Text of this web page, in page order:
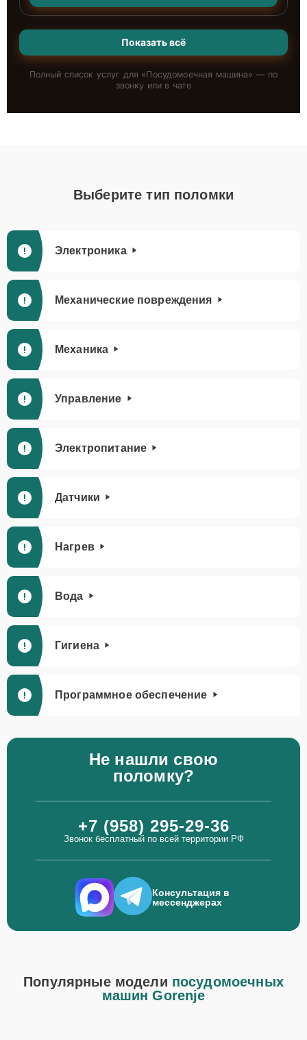
Показать всё
Полный список услуг для «Посудомоечная машина» — по
звонку или в чате
Выберите тип поломки
Электроника
Механические повреждения
Механика
Управление
Электропитание
Датчики
Нагрев
Вода
Гигиена
Программное обеспечение
Не нашли свою
поломку?
+7 (958) 295-29-36
Звонок бесплатный по всей территории РФ
Консультация в
мессенджерах
Популярные модели посудомоечных
машин Gorenje